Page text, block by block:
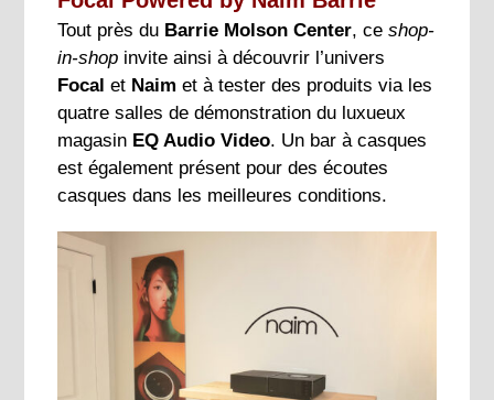
Tout près du Barrie Molson Center, ceshop-
in-shop invite ainsi à découvrir l’univers
Focal et Naim et à tester des produits via les
quatre salles de démonstration du luxueux
magasin EQ Audio Video. Un bar à casques
est également présent pour des écoutes
casques dans les meilleures conditions.